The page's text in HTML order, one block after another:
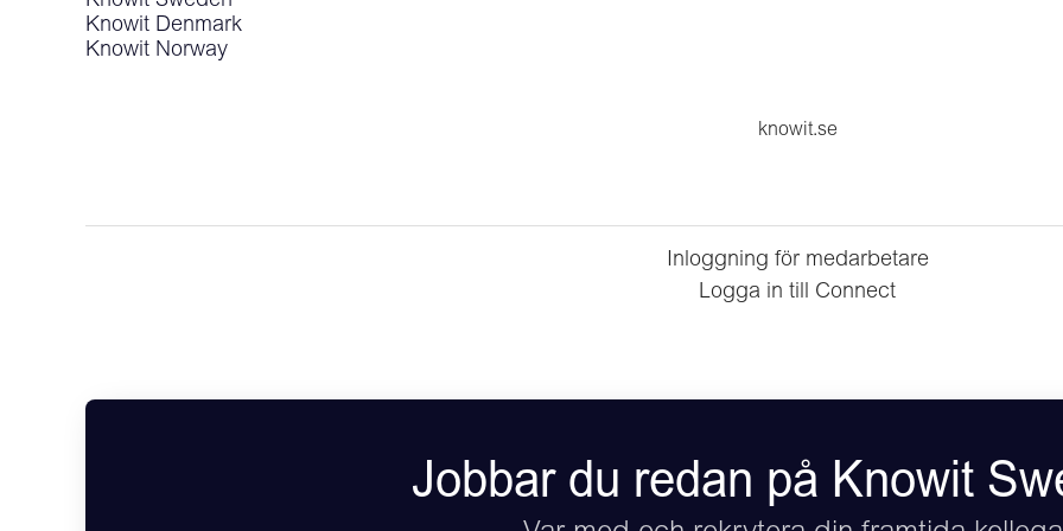
Knowit Denmark
Knowit Norway
knowit.se
Inloggning för medarbetare
Logga in till Connect
Jobbar du redan på Knowit